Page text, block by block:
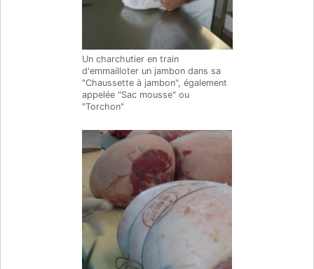
Un charchutier en train
d'emmailloter un jambon dans sa
"Chaussette à jambon", également
appelée "Sac mousse" ou
"Torchon"